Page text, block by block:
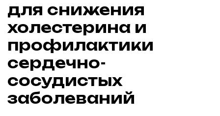
для снижения
холестерина и
профилактики
сердечно-
сосудистых
заболеваний